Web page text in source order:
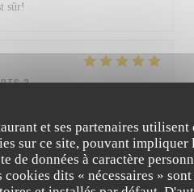
et ses partenaires utilisent
sur ce site, pouvant impliquer
de données à caractère
cookies dits « nécessaires » sont
sûr!
3
top Bravo à tous